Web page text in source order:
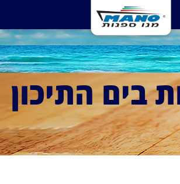
בים התיכון